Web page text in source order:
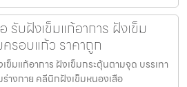
รับฝังเข็มแก้อาการ ฝังเข็ม
รอบแก้ว ราคาถูก
มแก้อาการ ฝังเข็มกระตุ้นตามจุด บรรเทา
างกาย คลีนิกฝังเข็มหนองเสือ